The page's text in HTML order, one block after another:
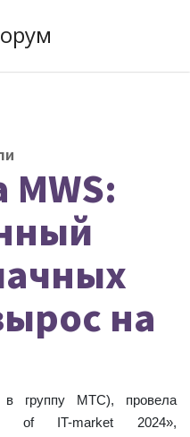
на
группу МТС), провела
of IT-market 2024»,